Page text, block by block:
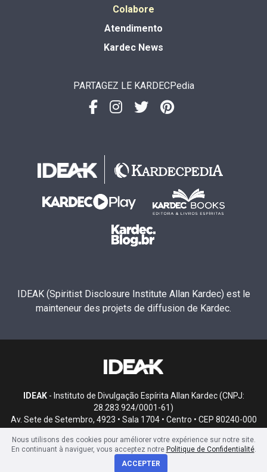
Colabore
Atendimento
Kardec News
PARTAGEZ LE KARDECPedia
IDEAK (Spiritist Disclosure Institute Allan Kardec) est le
mainteneur des projets de diffusion de Kardec.
IDEAK- Instituto de Divulgação Espírita Allan Kardec (CNPJ:
28.283.924/0001-61)
Av. Sete de Setembro, 4923 • Sala 1704 • Centro • CEP 80240-000
Nous utilisons des cookies pour améliorer votre expérience sur notre site.
En continuant à naviguer, vous acceptez notre Politique de Confidentialité.
ACCEPTER